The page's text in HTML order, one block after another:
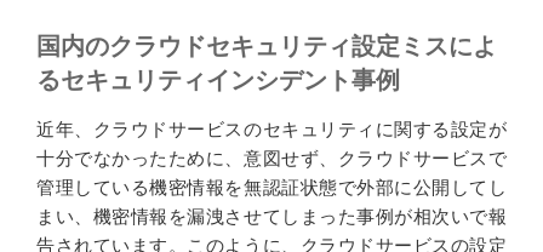
国内のクラウドセキュリティ設定ミスによ
るセキュリティインシデント事例
近年、クラウドサービスのセキュリティに関する設定が
十分でなかったために、意図せず、クラウドサービスで
管理している機密情報を無認証状態で外部に公開してし
まい、機密情報を漏洩させてしまった事例が相次いで報
告されています。このように、クラウドサービスの設定